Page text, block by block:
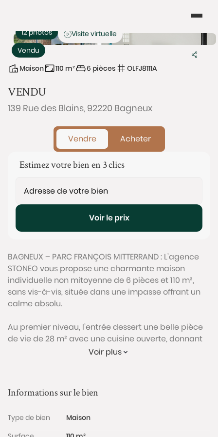
Vendu
12 photos Visite virtuelle
Maison 110 m² 6 pièces OLFJ8111A
VENDU
139 Rue des Blains, 92220 Bagneux
Vendre Acheter
Estimez votre bien en 3 clics
Voir le prix
BAGNEUX – PARC FRANÇOIS MITTERRAND : L’agence
STONEO vous propose une charmante maison
individuelle non mitoyenne de 6 pièces et 110 m²,
sans vis-à-vis, située dans une impasse offrant un
calme absolu.
Au premier niveau, l’entrée dessert une belle pièce
de vie de 28 m² avec une cuisine ouverte, donnant
sur une véranda de 16 m² exposée plein ouest,
buanderie et une première chambre de 10 m² avec
grand adolescent souhaitant son indépendance, un
bureau ou l’exercice d’une profession libérale.
Voir plus
Informations sur le bien
Type de bien
Maison